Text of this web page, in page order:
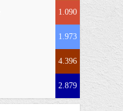
1.090
1.973
4.396
2.879